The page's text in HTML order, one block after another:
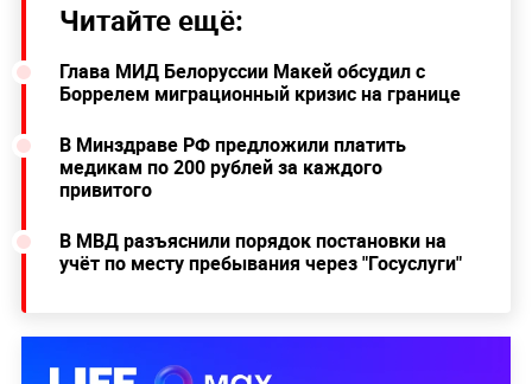
Читайте ещё:
Глава МИД Белоруссии Макей обсудил с
Боррелем миграционный кризис на границе
В Минздраве РФ предложили платить
медикам по 200 рублей за каждого
привитого
В МВД разъяснили порядок постановки на
учёт по месту пребывания через "Госуслуги"